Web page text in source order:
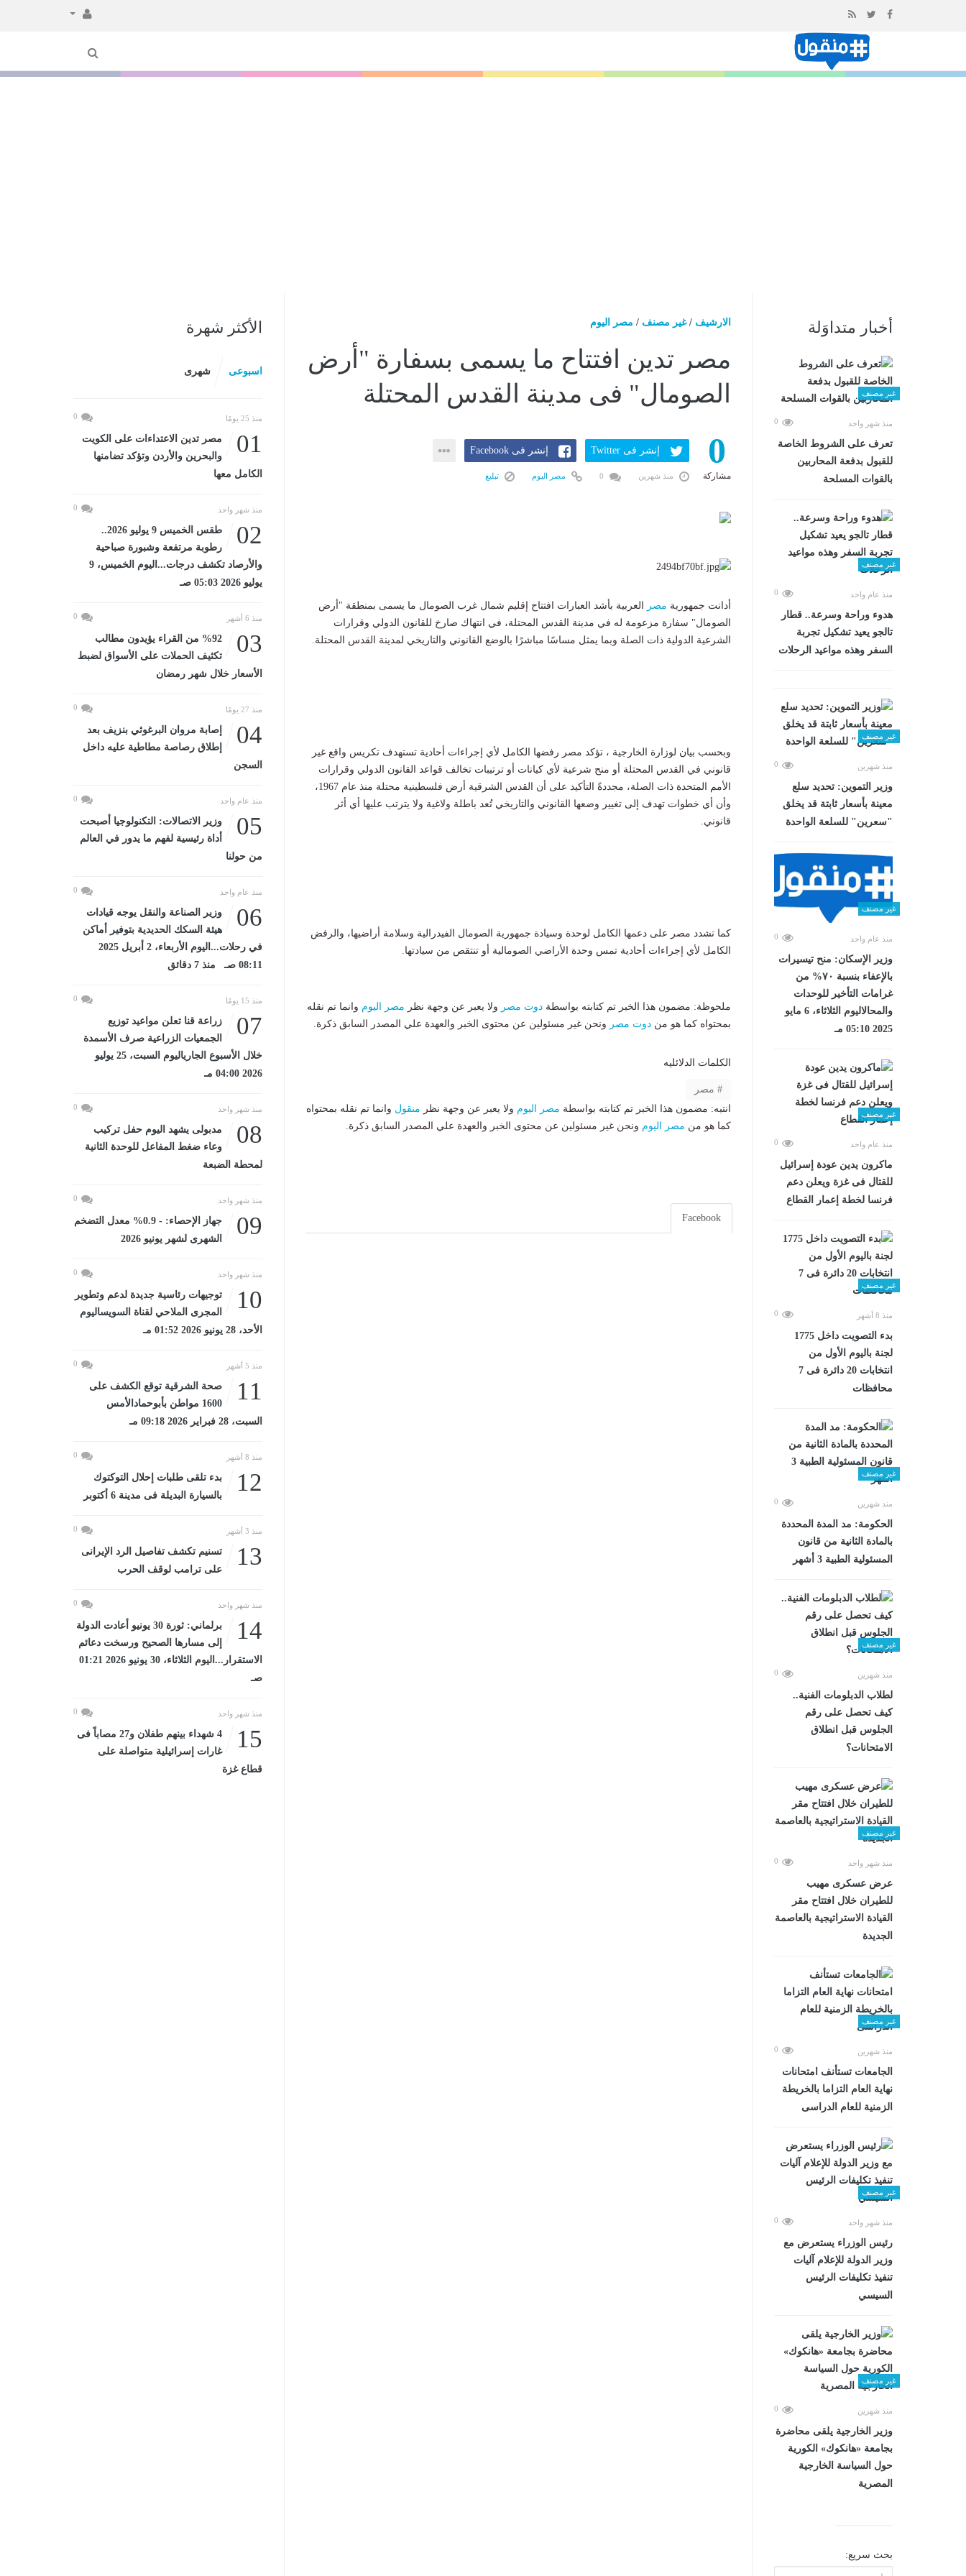
المحتوى
أخبار متداوَلة
غير مصنف
منذ شهر واحد 0
تعرف على الشروط الخاصة
للقبول بدفعة المحاربين
بالقوات المسلحة
غير مصنف
منذ عام واحد 0
هدوء وراحة وسرعة.. قطار
تالجو يعيد تشكيل تجربة
السفر وهذه مواعيد الرحلات
غير مصنف
منذ شهرين 0
وزير التموين: تحديد سلع
معينة بأسعار ثابتة قد يخلق
"سعرين" للسلعة الواحدة
غير مصنف
منذ عام واحد 0
وزير الإسكان: منح تيسيرات
بالإعفاء بنسبة ٧٠% من
غرامات التأخير للوحدات
والمحالاليوم الثلاثاء، 6 مايو
2025 05:10 مـ
غير مصنف
منذ عام واحد 0
ماكرون يدين عودة إسرائيل
للقتال فى غزة ويعلن دعم
فرنسا لخطة إعمار القطاع
غير مصنف
منذ 8 أشهر 0
بدء التصويت داخل 1775
لجنة باليوم الأول من
انتخابات 20 دائرة فى 7
محافظات
غير مصنف
منذ شهرين 0
الحكومة: مد المدة المحددة
بالمادة الثانية من قانون
المسئولية الطبية 3 أشهر
غير مصنف
منذ شهرين 0
لطلاب الدبلومات الفنية..
كيف تحصل على رقم
الجلوس قبل انطلاق
الامتحانات؟
غير مصنف
منذ شهر واحد 0
عرض عسكرى مهيب
للطيران خلال افتتاح مقر
القيادة الاستراتيجية بالعاصمة
الجديدة
غير مصنف
منذ شهرين 0
الجامعات تستأنف امتحانات
نهاية العام التزاما بالخريطة
الزمنية للعام الدراسى
غير مصنف
منذ شهر واحد 0
رئيس الوزراء يستعرض مع
وزير الدولة للإعلام آليات
تنفيذ تكليفات الرئيس
السيسي
غير مصنف
منذ شهرين 0
وزير الخارجية يلقى محاضرة
بجامعة «هانكوك» الكورية
حول السياسة الخارجية
المصرية
بحث سريع:
الارشيف /غير مصنف / مصر اليوم
مصر تدين افتتاح ما يسمى بسفارة "أرض
الصومال" فى مدينة القدس المحتلة
0
مشاركة
إنشر فى Twitter إنشر فى Facebook
منذ شهرين مصر اليوم تبليغ
أدانت جمهورية مصر
العربية بأشد العبارات افتتاح إقليم شمال غرب الصومال ما يسمى بمنطقة "أرض
الصومال" سفارة مزعومة له في مدينة القدس المحتلة، في انتهاك صارخ للقانون الدولي وقرارات
الشرعية الدولية ذات الصلة وبما يمثل مساسًا مباشرًا بالوضع القانوني والتاريخي لمدينة القدس المحتلة.
وبحسب بيان لوزارة الخارجية ، تؤكد مصر رفضها الكامل لأي إجراءات أحادية تستهدف تكريس واقع غير
قانوني في القدس المحتلة أو منح شرعية لأي كيانات أو ترتيبات تخالف قواعد القانون الدولي وقرارات
الأمم المتحدة ذات الصلة، مجددةً التأكيد على أن القدس الشرقية أرض فلسطينية محتلة منذ عام 1967،
وأن أي خطوات تهدف إلى تغيير وضعها القانوني والتاريخي تُعد باطلة ولاغية ولا يترتب عليها أي أثر
قانوني.
كما تشدد مصر على دعمها الكامل لوحدة وسيادة جمهورية الصومال الفيدرالية وسلامة أراضيها، والرفض
الكامل لأي إجراءات أحادية تمس وحدة الأراضي الصومالية أو تنتقص من سيادتها.
ملحوظة: مضمون هذا الخبر تم كتابته بواسطة دوت مصر ولا يعبر عن وجهة نظر مصر اليوم وانما تم نقله
بمحتواه كما هو من دوت مصر ونحن غير مسئولين عن محتوى الخبر والعهدة علي المصدر السابق ذكرة.
الكلمات الدلائليه
مصر
انتبه: مضمون هذا الخبر تم كتابته بواسطة مصر اليوم ولا يعبر عن وجهة نظر منقول وانما تم نقله بمحتواه
كما هو من مصر اليوم ونحن غير مسئولين عن محتوى الخبر والعهدة علي المصدر السابق ذكرة.
Facebook
الأكثر شهرة
اسبوعى شهرى
منذ 25 يومًا 0
01
مصر تدين الاعتداءات على الكويت
والبحرين والأردن وتؤكد تضامنها
الكامل معها
منذ شهر واحد 0
02
طقس الخميس 9 يوليو 2026..
رطوبة مرتفعة وشبورة صباحية
والأرصاد تكشف درجات...اليوم الخميس، 9
يوليو 2026 05:03 صـ
منذ 6 أشهر 0
03
%92 من القراء يؤيدون مطالب
تكثيف الحملات على الأسواق لضبط
الأسعار خلال شهر رمضان
منذ 27 يومًا 0
04
إصابة مروان البرغوثي بنزيف بعد
إطلاق رصاصة مطاطية عليه داخل
السجن
منذ عام واحد 0
05
وزير الاتصالات: التكنولوجيا أصبحت
أداة رئيسية لفهم ما يدور في العالم
من حولنا
منذ عام واحد 0
06
وزير الصناعة والنقل يوجه قيادات
هيئة السكك الحديدية بتوفير أماكن
في رحلات...اليوم الأربعاء، 2 أبريل 2025
08:11 صـ منذ 7 دقائق
منذ 15 يومًا 0
07
زراعة قنا تعلن مواعيد توزيع
الجمعيات الزراعية صرف الأسمدة
خلال الأسبوع الجارياليوم السبت، 25 يوليو
2026 04:00 مـ
منذ شهر واحد 0
08
مدبولى يشهد اليوم حفل تركيب
وعاء ضغط المفاعل للوحدة الثانية
لمحطة الضبعة
منذ شهر واحد 0
09
جهاز الإحصاء: - 0.9% معدل التضخم
الشهرى لشهر يونيو 2026
منذ شهر واحد 0
10
توجيهات رئاسية جديدة لدعم وتطوير
المجرى الملاحي لقناة السويساليوم
الأحد، 28 يونيو 2026 01:52 مـ
منذ 5 أشهر 0
11
صحة الشرقية توقع الكشف على
1600 مواطن بأبوحمادالأمس
السبت، 28 فبراير 2026 09:18 مـ
منذ 8 أشهر 0
12
بدء تلقى طلبات إحلال التوكتوك
بالسيارة البديلة فى مدينة 6 أكتوبر
منذ 3 أشهر 0
13
تسنيم تكشف تفاصيل الرد الإيرانى
على ترامب لوقف الحرب
منذ شهر واحد 0
14
برلماني: ثورة 30 يونيو أعادت الدولة
إلى مسارها الصحيح ورسخت دعائم
الاستقرار...اليوم الثلاثاء، 30 يونيو 2026 01:21
صـ
منذ شهر واحد 0
15
4 شهداء بينهم طفلان و27 مصاباً فى
غارات إسرائيلية متواصلة على
قطاع غزة